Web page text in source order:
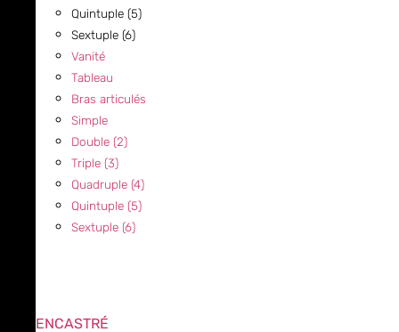
Quintuple (5)
Sextuple (6)
Vanité
Tableau
Bras articulés
Simple
Double (2)
Triple (3)
Quadruple (4)
Quintuple (5)
Sextuple (6)
ENCASTRÉ